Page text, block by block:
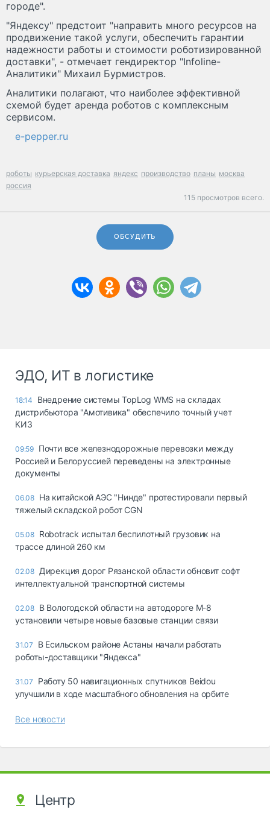
городе".
"Яндексу" предстоит "направить много ресурсов на
продвижение такой услуги, обеспечить гарантии
надежности работы и стоимости роботизированной
доставки", - отмечает гендиректор "Infoline-
Аналитики" Михаил Бурмистров.
Аналитики полагают, что наиболее эффективной
схемой будет аренда роботов с комплексным
сервисом.
e-pepper.ru
роботы курьерская доставка яндекс производство планы москва
россия
115 просмотров всего.
ОБСУДИТЬ
ЭДО, ИТ в логистике
18:14
Внедрение системы TopLog WMS на складах
дистрибьютора "Амотивика" обеспечило точный учет
КИЗ
09:59 Почти все железнодорожные перевозки между
Россией и Белоруссией переведены на электронные
документы
06.08 На китайской АЭС "Нинде" протестировали первый
тяжелый складской робот CGN
05.08 Robotrack испытал беспилотный грузовик на
трассе длиной 260 км
02.08 Дирекция дорог Рязанской области обновит софт
интеллектуальной транспортной системы
02.08 В Вологодской области на автодороге М-8
установили четыре новые базовые станции связи
31.07
В Есильском районе Астаны начали работать
роботы-доставщики "Яндекса"
31.07
Работу 50 навигационных спутников Beidou
улучшили в ходе масштабного обновления на орбите
Все новости
Центр